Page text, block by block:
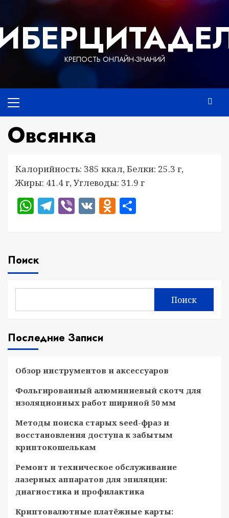
содержимому
КРЕПОСТЬ ОНЛАЙН-ЗНАНИЙ
меню
Овсянка
Калорийность: 385 ккал, Белки: 25.3 г,
Жиры: 41.4 г, Углеводы: 31.9 г
WhatsApp
Telegram
Viber
VKOdnoklassniki
Поиск
Поиск
Последние Записи
Обзор инструментов и аксессуаров
Фольгированный алюминиевый скотч для
изоляционных работ шириной 50 мм
Методы поиска старых seed-фраз и
восстановления доступа к забытым
криптокошелькам
Ремонт и техническое обслуживание
лазерных аппаратов для эпиляции:
диагностика и профилактика
Криптовалютные платёжные карты: